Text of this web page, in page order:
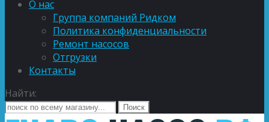
О нас
Группа компаний Ридком
Политика конфиденциальности
Ремонт насосов
Отгрузки
Контакты
Найти: